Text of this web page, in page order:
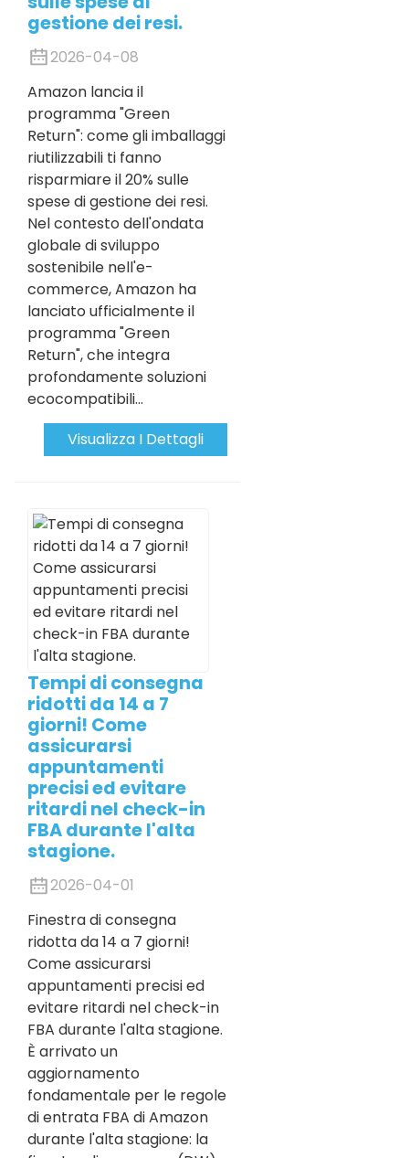
gestione dei resi.
2026-04-08
Amazon lancia il
programma "Green
Return": come gli imballaggi
riutilizzabili ti fanno
risparmiare il 20% sulle
spese di gestione dei resi.
Nel contesto dell'ondata
globale di sviluppo
sostenibile nell'e-
commerce, Amazon ha
lanciato ufficialmente il
programma "Green
Return", che integra
profondamente soluzioni
ecocompatibili...
Visualizza I Dettagli
Tempi di consegna
ridotti da 14 a 7
giorni! Come
assicurarsi
appuntamenti
precisi ed evitare
ritardi nel check-in
FBA durante l'alta
stagione.
2026-04-01
Finestra di consegna
ridotta da 14 a 7 giorni!
Come assicurarsi
appuntamenti precisi ed
evitare ritardi nel check-in
FBA durante l'alta stagione.
È arrivato un
aggiornamento
fondamentale per le regole
di entrata FBA di Amazon
durante l'alta stagione: la